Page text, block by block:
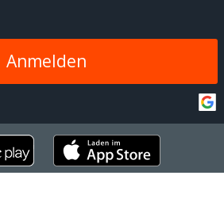
Anmelden